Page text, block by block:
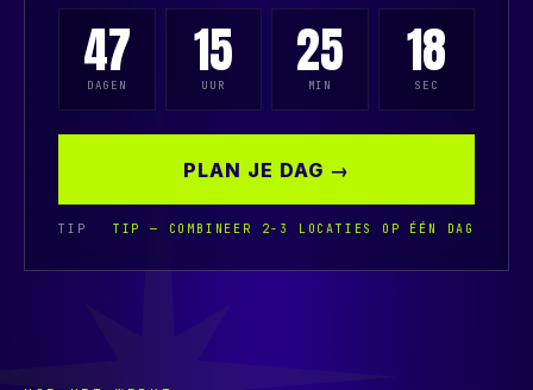
47
DAGEN 15
UUR 25
MIN 17
SEC
PLAN JE DAG →
TIP TIP — COMBINEER 2-3 LOCATIES OP ÉÉN DAG